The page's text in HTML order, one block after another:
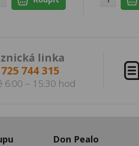
linka
744 315
6:00 – 15:30 hod
Don Pealo